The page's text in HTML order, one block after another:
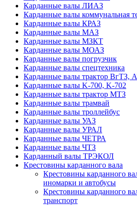
Карданные валы ЛИАЗ
Карданные валы коммунальная
Карданные валы КРАЗ
Карданные валы МАЗ
Карданные валы МЗКТ
Карданные валы МОАЗ
Карданные валы погрузчик
Карданные валы спецтехника
Карданные валы трактор ВгТЗ,
Карданные валы K-700, K-702
Карданные валы трактор МТЗ
Карданные валы трамвай
Карданные валы троллейбус
Карданные валы УАЗ
Карданные валы УРАЛ
Карданные валы ЧЕТРА
Карданные валы ЧТЗ
Карданный валы ТРЭКОЛ
Крестовины карданного вала
Крестовины карданного
иномарки и автобусы
Крестовины карданного
транспорт